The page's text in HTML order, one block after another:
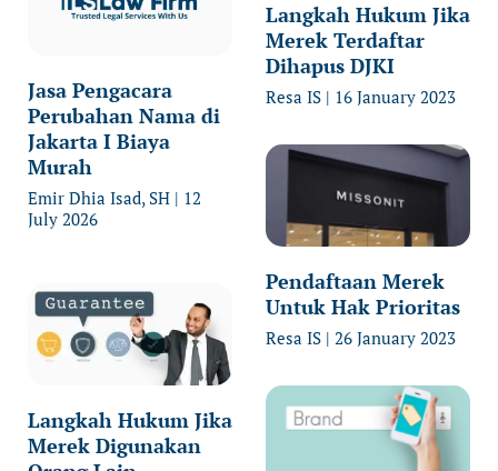
Jasa Pengacara
Perubahan Nama di
Jakarta I Biaya
Murah
Emir Dhia Isad, SH
12
July 2026
Langkah Hukum Jika
Merek Digunakan
Langkah Hukum Jika
Merek Terdaftar
Dihapus DJKI
Resa IS 16 January 2023
Pendaftaan Merek
Untuk Hak Prioritas
Resa IS 26 January 2023